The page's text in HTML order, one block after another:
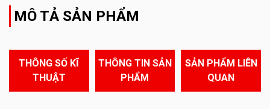
MÔ TẢ SẢN PHẨM
THÔNG SỐ KĨ
THUẬT
THÔNG TIN SẢN
PHẨM
SẢN PHẨM LIÊN
QUAN